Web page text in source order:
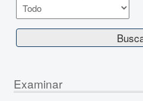
Examinar